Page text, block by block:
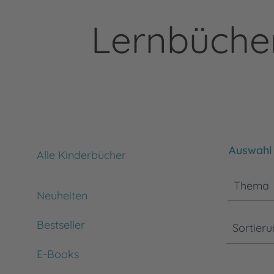
Alle Kinderbücher
Neuheiten
Bestseller
E-Books
Bitte
Thema